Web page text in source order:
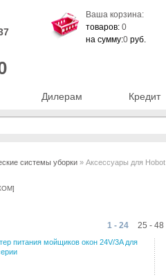
Дилерам Кредит
Ваша корзина:
товаров: 0
на сумму:0 руб.
системы уборки » Аксессуары для Hobot
]
1 - 24 25 - 48
питания мойщиков окон 24V/3A для